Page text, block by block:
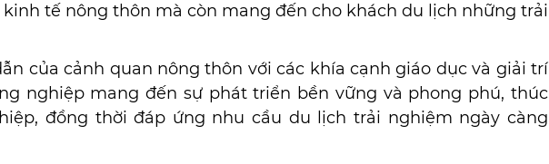
tế nông thôn mà còn mang đến cho khách du lịch những trải
của cảnh quan nông thôn với các khía cạnh giáo dục và giải trí
nghiệp mang đến sự phát triển bền vững và phong phú, thúc
đồng thời đáp ứng nhu cầu du lịch trải nghiệm ngày càng